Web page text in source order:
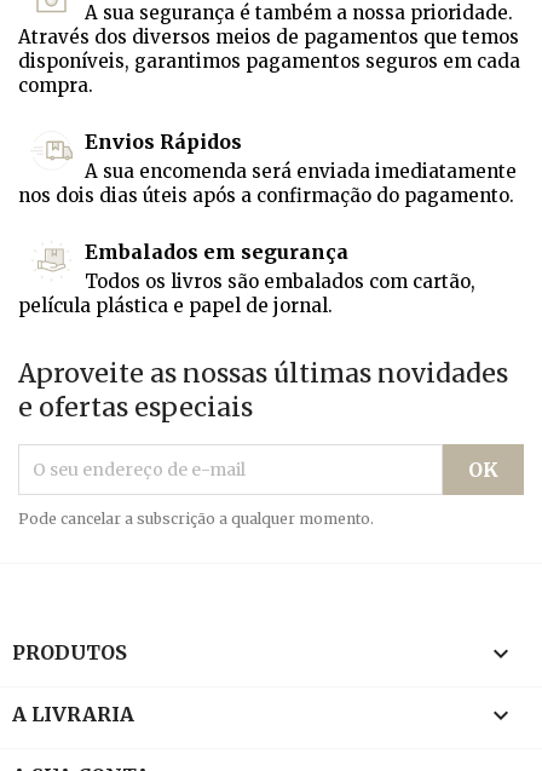
A sua segurança é também a nossa prioridade.
Através dos diversos meios de pagamentos que temos
disponíveis, garantimos pagamentos seguros em cada
compra.
Envios Rápidos
A sua encomenda será enviada imediatamente
nos dois dias úteis após a confirmação do pagamento.
Embalados em segurança
Todos os livros são embalados com cartão,
película plástica e papel de jornal.
Aproveite as nossas últimas novidades
e ofertas especiais
Pode cancelar a subscrição a qualquer momento.
PRODUTOS 
A LIVRARIA 